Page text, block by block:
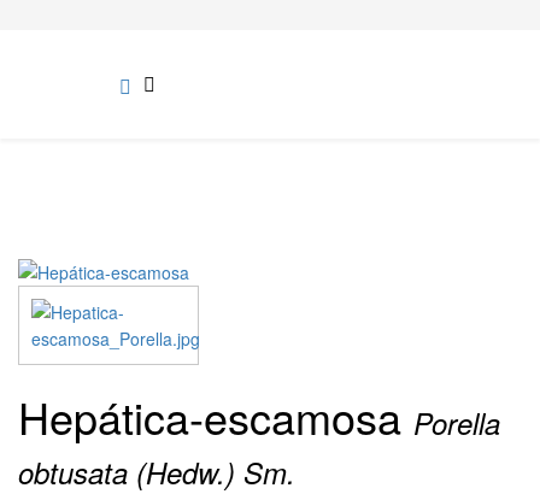
Hepática-escamosa Porella
obtusata (Hedw.) Sm.